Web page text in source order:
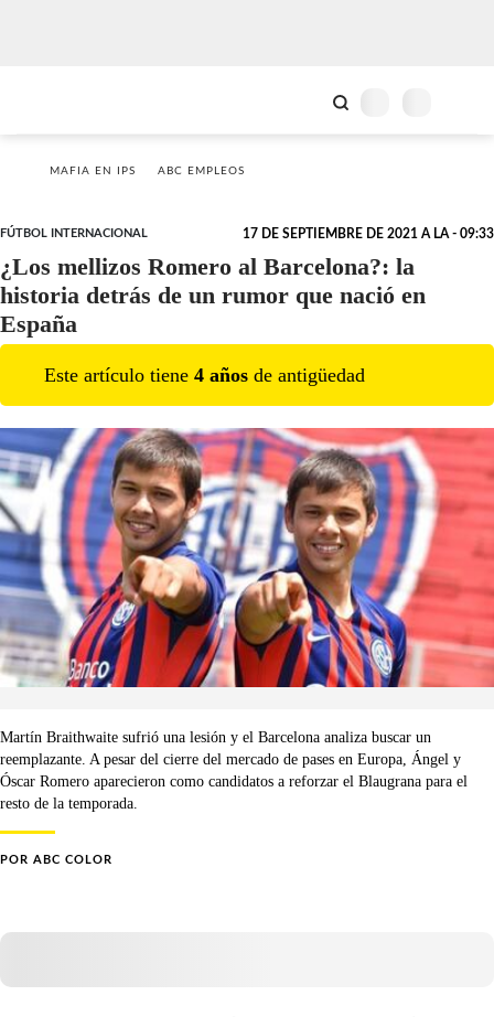
MAFIA EN IPS ABC EMPLEOS
FÚTBOL INTERNACIONAL 17 DE SEPTIEMBRE DE 2021 A LA - 09:33
¿Los mellizos Romero al Barcelona?: la
historia detrás de un rumor que nació en
España
Este artículo tiene 4 años de antigüedad
Martín Braithwaite sufrió una lesión y el Barcelona analiza buscar un
reemplazante. A pesar del cierre del mercado de pases en Europa, Ángel y
Óscar Romero aparecieron como candidatos a reforzar el Blaugrana para el
resto de la temporada.
POR ABC COLOR